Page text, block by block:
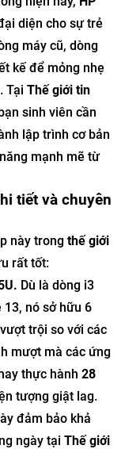
diện cho sự trẻ
máy cũ, dòng
kế để mỏng nhẹ
Tại Thế giới tin
sinh viên cần
lập trình cơ bản
mạnh mẽ từ
tiết và chuyên
này trong thế giới
rất tốt:
Dù là dòng i3
13, nó sở hữu 6
trội so với các
mượt mà các ứng
thực hành 28
tượng giật lag.
đảm bảo khả
ngày tại Thế giới